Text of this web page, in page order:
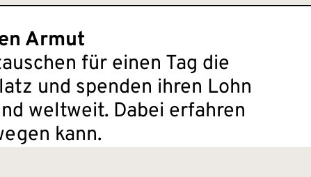
Armut
für einen Tag die
und spenden ihren Lohn
weltweit. Dabei erfahren
kann.